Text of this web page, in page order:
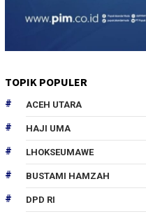
TOPIK POPULER
ACEH UTARA
HAJI UMA
LHOKSEUMAWE
BUSTAMI HAMZAH
DPD RI